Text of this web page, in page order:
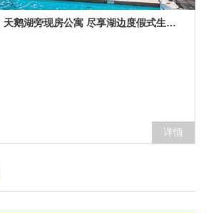
Queens Riverside | 天鹅湖旁现房公寓 尽享湖边度假式生活-澳洲珀斯新楼盘
详情